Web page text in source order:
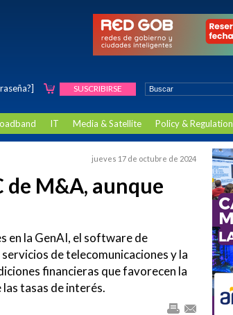
SUSCRIBIRSE
IT Media & Satellite Policy & Regulation
jueves 17 de octubre de 2024
de M&A, aunque
en la GenAI, el software de
de telecomunicaciones y la
financieras que favorecen la
las tasas de interés.